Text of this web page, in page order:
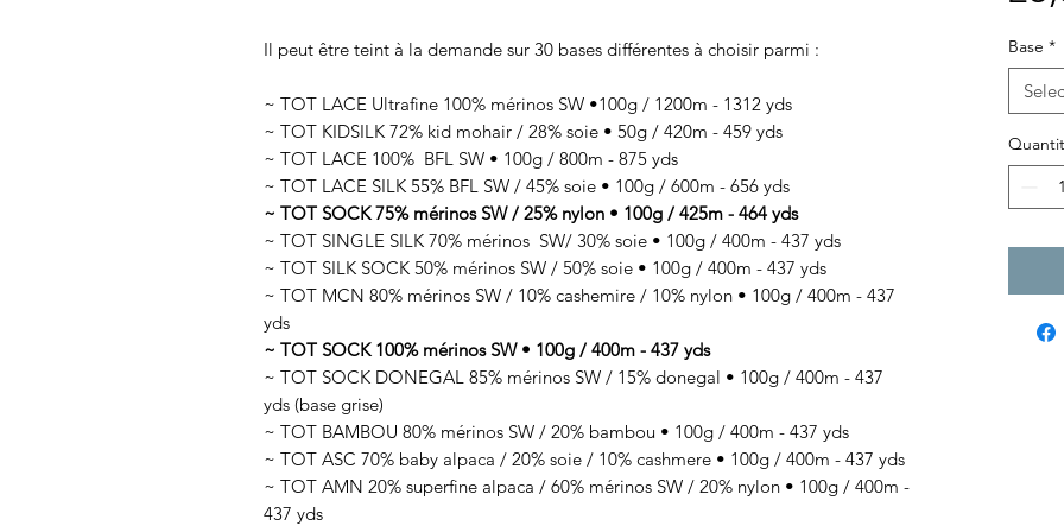
Il peut être teint à la demande sur 30 bases différentes à choisir parmi :
~ TOT LACE Ultrafine 100% mérinos SW •100g / 1200m - 1312 yds
~ TOT KIDSILK 72% kid mohair / 28% soie • 50g / 420m - 459 yds
~ TOT LACE 100% BFL SW • 100g / 800m - 875 yds
~ TOT LACE SILK 55% BFL SW / 45% soie • 100g / 600m - 656 yds
~ TOT SOCK 75% mérinos SW / 25% nylon • 100g / 425m - 464 yds
~ TOT SINGLE SILK 70% mérinos SW/ 30% soie • 100g / 400m - 437 yds
~ TOT SILK SOCK 50% mérinos SW / 50% soie • 100g / 400m - 437 yds
~ TOT MCN 80% mérinos SW / 10% cashemire / 10% nylon • 100g / 400m - 437
yds
~ TOT SOCK 100% mérinos SW • 100g / 400m - 437 yds
~ TOT SOCK DONEGAL 85% mérinos SW / 15% donegal • 100g / 400m - 437
yds (base grise)
~ TOT BAMBOU 80% mérinos SW / 20% bambou • 100g / 400m - 437 yds
~ TOT ASC 70% baby alpaca / 20% soie / 10% cashmere • 100g / 400m - 437 yds
~ TOT AMN 20% superfine alpaca / 60% mérinos SW / 20% nylon • 100g / 400m -
437 yds
Base *